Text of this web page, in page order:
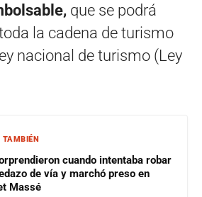
que se podrá
la cadena de turismo
nacional de turismo (Ley
TAMBIÉN
cuando intentaba robar
de vía y marchó preso en
Massé